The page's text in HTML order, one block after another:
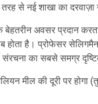
से नई शाखा का दरवाज़ा
अवसर प्रदान
होता है। प्रोफेसर
संरचना का सबसे समग्र
मील की दूरी पर होगा